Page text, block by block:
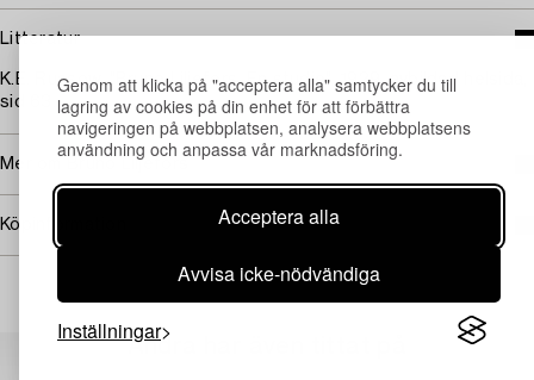
Genom att klicka på "acceptera alla" samtycker du till
lagring av cookies på din enhet för att förbättra
navigeringen på webbplatsen, analysera webbplatsens
användning och anpassa vår marknadsföring.
Acceptera alla
Avvisa icke-nödvändiga
Inställningar
Litteratur
K.E. Russow, "Bruno Liljefors. En studie", 1929, avbildad helsida,
sid 63.
Mer om Bruno Liljefors
Köpinformation
Andra har även tittat på